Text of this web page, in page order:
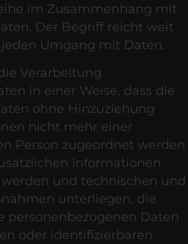
im Zusammenhang mit
Der Begriff reicht weit
Umgang mit Daten.
Verarbeitung
in einer Weise, dass die
ohne Hinzuziehung
nicht mehr einer
Person zugeordnet werden
Informationen
und technischen und
unterliegen, die
personenbezogenen Daten
oder identifizierbaren